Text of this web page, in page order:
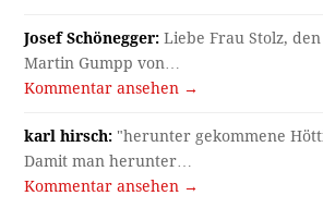
Josef Schönegger: Liebe Frau Stolz,
Martin Gumpp von…
Kommentar ansehen →
karl hirsch: "herunter gekommene
Damit man herunter…
Kommentar ansehen →